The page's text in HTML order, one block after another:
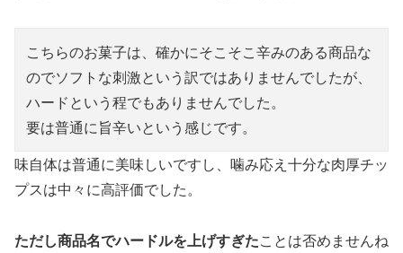
こちらのお菓子は、確かにそこそこ辛みのある商品な
のでソフトな刺激という訳ではありませんでしたが、
ハードという程でもありませんでした。
要は普通に旨辛いという感じです。
味自体は普通に美味しいですし、噛み応え十分な肉厚チッ
プスは中々に高評価でした。
ただし商品名でハードルを上げすぎたことは否めませんね